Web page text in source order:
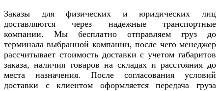
Заказы для физических и юридических лиц
доставляются через надежные транспортные
компании. Мы бесплатно отправляем груз до
терминала выбранной компании, после чего менеджер
рассчитывает стоимость доставки с учетом габаритов
заказа, наличия товаров на складах и расстояния до
места назначения. После согласования условий
доставки с клиентом оформляется передача груза